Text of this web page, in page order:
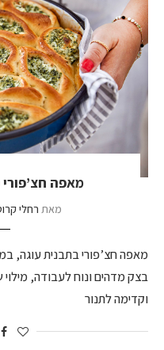
מאפה חצ’פורי
מאת רחלי
מאפה חצ’פורי בתבנית עוגה,
בצק מדהים ונוח לעבודה, מילוי
וקדימה לתנור